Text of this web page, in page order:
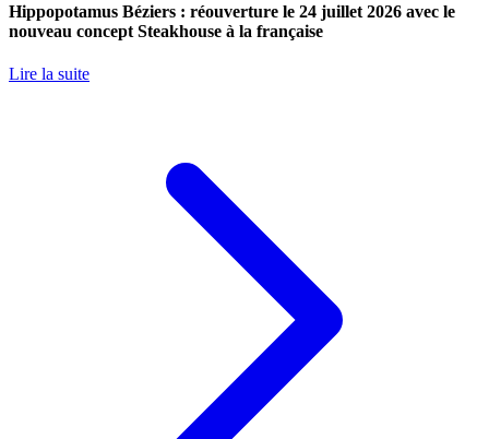
Hippopotamus Béziers : réouverture le 24 juillet 2026 avec le
nouveau concept Steakhouse à la française
Lire la suite